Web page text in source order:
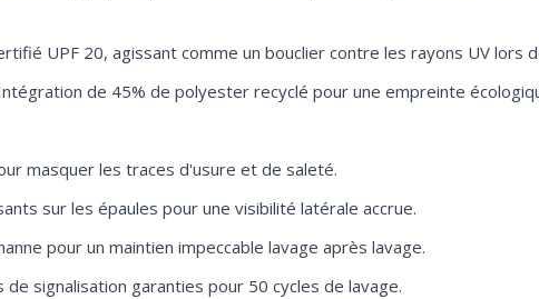
UPF 20, agissant comme un bouclier contre les rayons UV
de 45% de polyester recyclé pour une empreinte
masquer les traces d'usure et de saleté.
sur les épaules pour une visibilité latérale accrue.
pour un maintien impeccable lavage après lavage.
signalisation garanties pour 50 cycles de lavage.